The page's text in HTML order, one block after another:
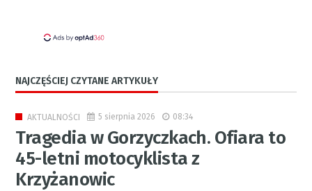
NAJCZĘŚCIEJ CZYTANE ARTYKUŁY
AKTUALNOŚCI 5 sierpnia 2026 08:34
Tragedia w Gorzyczkach. Ofiara to
45-letni motocyklista z
Krzyżanowic